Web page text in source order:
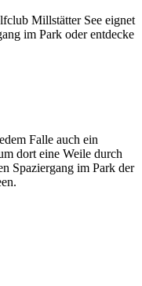
Millstätter See eignet
im Park oder entdecke
Falle auch ein
dort eine Weile durch
Spaziergang im Park der